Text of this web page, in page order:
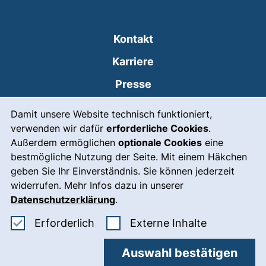
Damit unsere Website technisch funktioniert,
verwenden wir dafür erforderliche Cookies.
Außerdem ermöglichen optionale Cookies eine
bestmögliche Nutzung der Seite. Mit einem Häkchen
geben Sie Ihr Einverständnis. Sie können jederzeit
widerrufen. Mehr Infos dazu in unserer
Datenschutzerklärung.
Erforderlich Erforderliche Cookies akzeptieren
Externe Inhalte: Externe
Auswahl bestätigen
Kontakt
Karriere
Presse
Leichte Sprache
Gebärdensprache
Notfall(externer Link, öffnet
Impressum
Barrierefreiheit
Datenschutz